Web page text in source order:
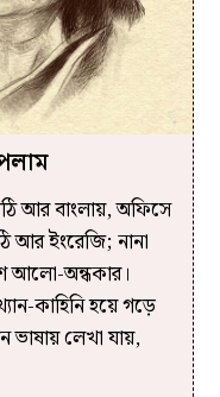
আর বাংলায়, অফিসে
আর ইংরেজি; নানা
আলো-অন্ধকার।
কাহিনি হয়ে গড়ে
লেখা যায়,